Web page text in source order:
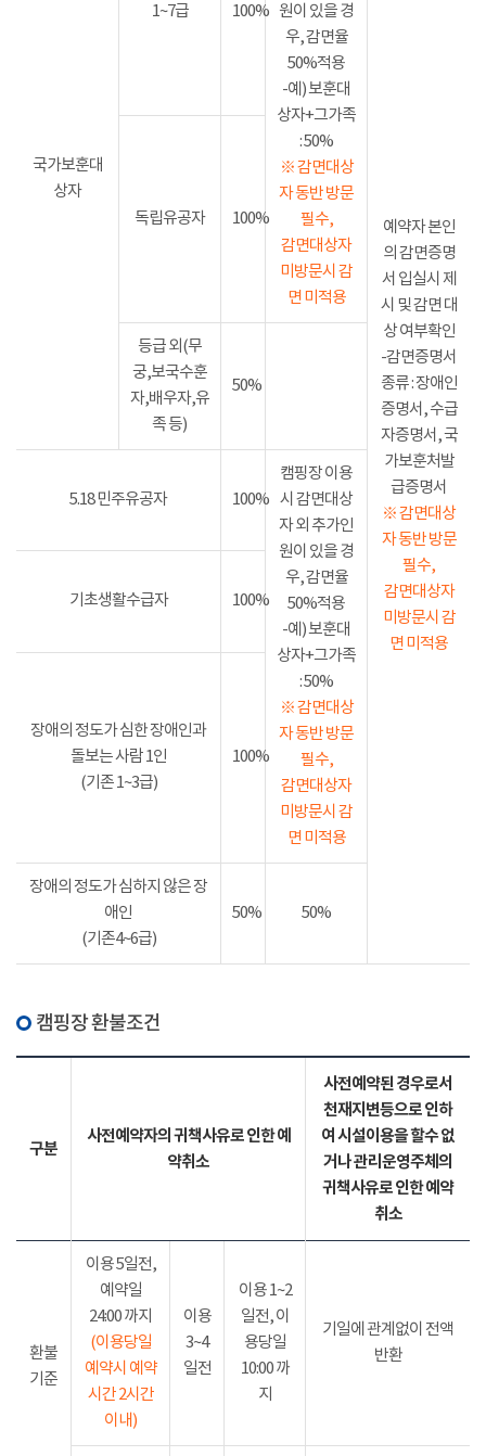
국가보훈대
상자
1~7급 100% 원이 있을 경
우, 감면율
50%적용
-예) 보훈대
상자+그가족
: 50%
※ 감면대상
자 동반 방문
필수,
감면대상자
미방문시 감
면 미적용
예약자 본인
의 감면증명
서 입실시 제
시 및 감면 대
상 여부확인
-감면증명서
종류 : 장애인
증명서, 수급
자증명서, 국
가보훈처발
급증명서
※ 감면대상
자 동반 방문
필수,
감면대상자
미방문시 감
면 미적용
독립유공자 100%
등급 외(무
궁,보국수훈
자,배우자,유
족 등)
50%
5.18 민주유공자 100%
캠핑장 이용
시 감면대상
자 외 추가인
원이 있을 경
우, 감면율
50%적용
-예) 보훈대
상자+그가족
: 50%
※ 감면대상
자 동반 방문
필수,
감면대상자
미방문시 감
면 미적용
기초생활수급자 100%
장애의 정도가 심한 장애인과
돌보는 사람 1인
(기존 1~3급)
100%
장애의 정도가 심하지 않은 장
애인
(기존4~6급)
50% 50%
캠핑장 환불조건
구분
사전예약자의 귀책사유로 인한 예
약취소
사전예약된 경우로서
천재지변등으로 인하
여 시설이용을 할수 없
거나 관리운영주체의
귀책사유로 인한 예약
취소
환불
기준
이용 5일전,
예약일
24:00 까지
(이용당일
예약시 예약
시간 2시간
이내)
이용
3~4
일전
이용 1~2
일전, 이
용당일
10:00 까
지
기일에 관계없이 전액
반환